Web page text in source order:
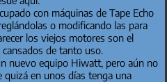
con máquinas de Tape Echo
o modificando las para
los viejos motores son el
de tanto uso.
nuevo equipo Hiwatt, pero aún no
quizá en unos días tenga una